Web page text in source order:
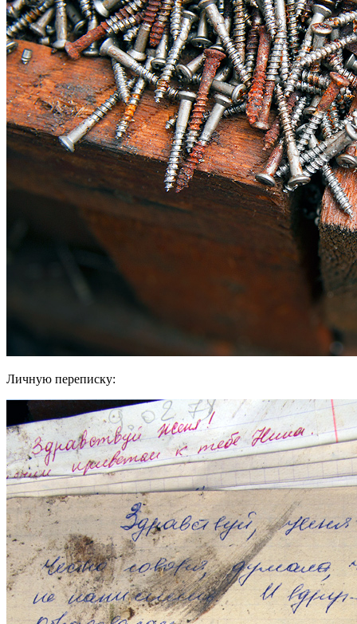
Личную переписку: